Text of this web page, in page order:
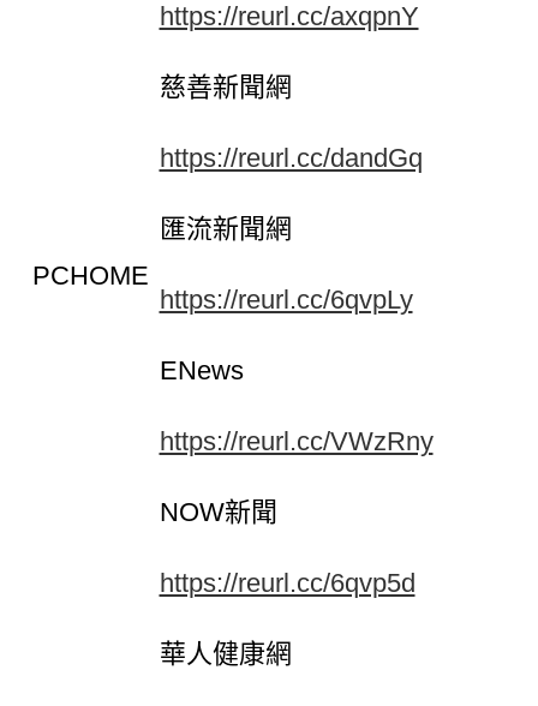
PCHOME
https://reurl.cc/axqpnY
慈善新聞網
https://reurl.cc/dandGq
匯流新聞網
https://reurl.cc/6qvpLy
ENews
https://reurl.cc/VWzRny
NOW新聞
https://reurl.cc/6qvp5d
華人健康網